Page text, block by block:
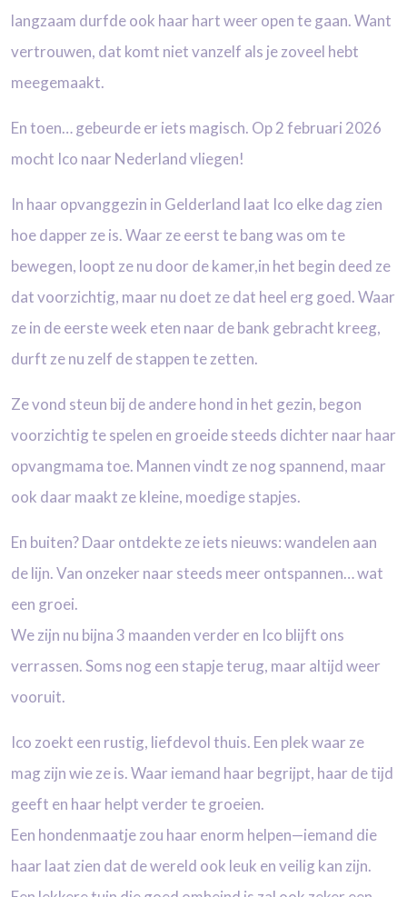
langzaam durfde ook haar hart weer open te gaan. Want
vertrouwen, dat komt niet vanzelf als je zoveel hebt
meegemaakt.
En toen… gebeurde er iets magisch. Op 2 februari 2026
mocht Ico naar Nederland vliegen!
In haar opvanggezin in Gelderland laat Ico elke dag zien
hoe dapper ze is.Waar ze eerst te bang was om te
bewegen, loopt ze nu door de kamer,in het begin deed ze
dat voorzichtig, maar nu doet ze dat heel erg goed. Waar
ze in de eerste week eten naar debank gebracht kreeg,
durft ze nu zelf de stappen te zetten.
Ze vond steun bij de andere hond in het gezin, begon
voorzichtig te spelen en groeidesteeds dichter naar haar
opvangmama toe. Mannen vindt ze nog spannend, maar
ook daar maakt ze kleine, moedige stapjes.
En buiten? Daar ontdekte ze iets nieuws: wandelen aan
de lijn. Van onzeker naar steeds meer ontspannen… wat
een groei.
We zijn nu bijna 3 maanden verder en Ico blijft ons
verrassen. Soms nog een stapje terug, maar altijd weer
vooruit.
Ico zoekt een rustig, liefdevol thuis. Een plek waar ze
mag zijn wie ze is. Waar iemand haar begrijpt, haar de tijd
geeft en haar helpt verder te groeien.
Een hondenmaatje zou haar enorm helpen—iemand die
haar laat zien dat de wereld ook leuk en veilig kan zijn.